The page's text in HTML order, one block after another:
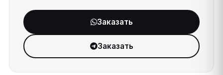
Заказать
Заказать